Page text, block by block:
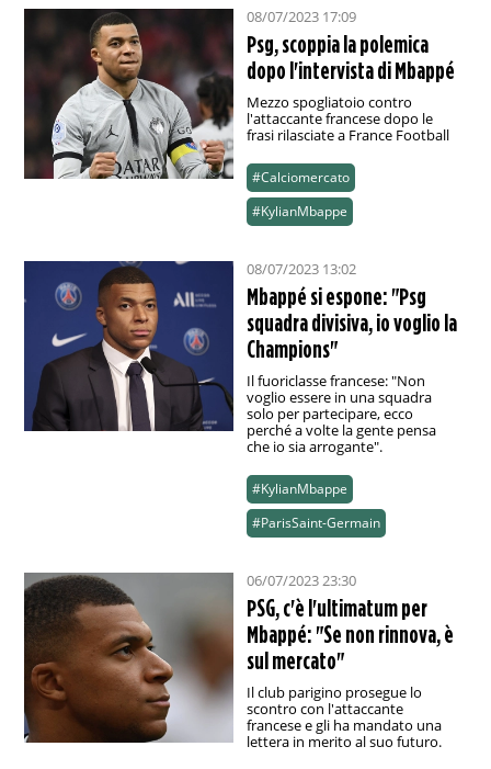
08/07/2023 17:09
Psg, scoppia la polemica
dopo l'intervista di Mbappé
Mezzo spogliatoio contro
l'attaccante francese dopo le
frasi rilasciate a France Football
#Calciomercato
#KylianMbappe
08/07/2023 13:02
Mbappé si espone: "Psg
squadra divisiva, io voglio la
Champions"
Il fuoriclasse francese: "Non
voglio essere in una squadra
solo per partecipare, ecco
perché a volte la gente pensa
che io sia arrogante".
#KylianMbappe
#ParisSaint-Germain
06/07/2023 23:30
PSG, c'è l'ultimatum per
Mbappé: "Se non rinnova, è
sul mercato"
Il club parigino prosegue lo
scontro con l'attaccante
francese e gli ha mandato una
lettera in merito al suo futuro.